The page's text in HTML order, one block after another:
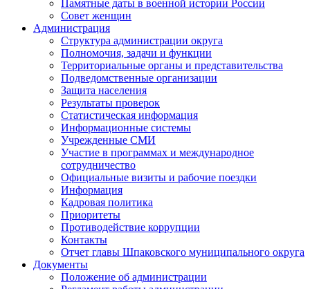
Памятные даты в военной истории России
Совет женщин
Администрация
Структура администрации округа
Полномочия, задачи и функции
Территориальные органы и представительства
Подведомственные организации
Защита населения
Результаты проверок
Статистическая информация
Информационные системы
Учрежденные СМИ
Участие в программах и международное
сотрудничество
Официальные визиты и рабочие поездки
Информация
Кадровая политика
Приоритеты
Противодействие коррупции
Контакты
Отчет главы Шпаковского муниципального округа
Документы
Положение об администрации